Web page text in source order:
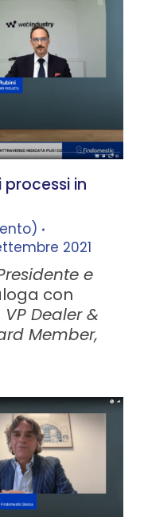
processi in
2021
e
con
VP Dealer &
Member,